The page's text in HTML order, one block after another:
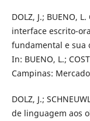
DOLZ, J.; BUENO,
interface escrito-
fundamental e sua
In: BUENO, L.;
Campinas:
DOLZ, J.;
de linguagem aos